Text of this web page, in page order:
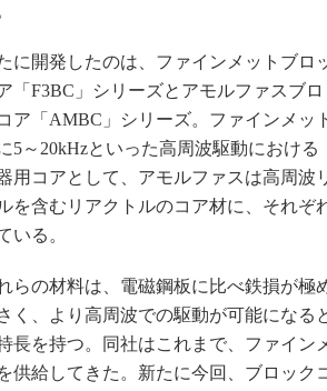
IHSアナリスト「未来展
ための新行動論
に開発したのは、ファインメットブロ
「F3BC」シリーズとアモルファスブロ
ア「AMBC」シリーズ。ファインメッ
5～20kHzといった高周波駆動における
用コアとして、アモルファスは高周波
を含むリアクトルのコア材に、それぞ
いる。
らの材料は、電磁鋼板に比べ鉄損が極
く、より高周波での駆動が可能になる
長を持つ。同社はこれまで、ファイン
供給してきた。新たに今回、ブロッ